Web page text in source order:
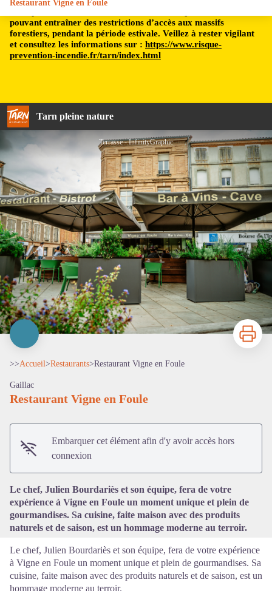
pouvant entraîner des restrictions d’accès aux massifs
forestiers, pendant la période estivale. Veillez à rester vigilant
et consultez les informations sur : https://www.risque-
prevention-incendie.fr/tarn/index.html
Tarn pleine nature
Restaurant Vigne en Foule
Terrasse - InfinityGraphic
Voir l'image en plein écran
Imprimer
>>Accueil>Restaurants>Restaurant Vigne en Foule
Gaillac
Restaurant Vigne en Foule
Embarquer cet élément afin d'y avoir accès hors
connexion
Le chef, Julien Bourdariès et son équipe, fera de votre
expérience à Vigne en Foule un moment unique et plein de
gourmandises. Sa cuisine, faite maison avec des produits
naturels et de saison, est un hommage moderne au terroir.
Le chef, Julien Bourdariès et son équipe, fera de votre expérience
à Vigne en Foule un moment unique et plein de gourmandises. Sa
cuisine, faite maison avec des produits naturels et de saison, est un
hommage moderne au terroir.